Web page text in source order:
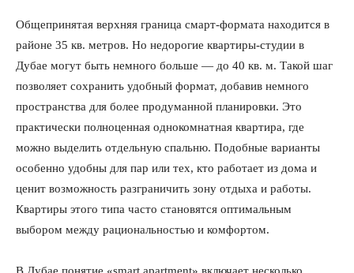
Общепринятая верхняя граница смарт-формата находится в
районе 35 кв. метров. Но недорогие квартиры-студии в
Дубае могут быть немного больше — до 40 кв. м. Такой шаг
позволяет сохранить удобный формат, добавив немного
пространства для более продуманной планировки. Это
практически полноценная однокомнатная квартира, где
можно выделить отдельную спальню. Подобные варианты
особенно удобны для пар или тех, кто работает из дома и
ценит возможность разграничить зону отдыха и работы.
Квартиры этого типа часто становятся оптимальным
выбором между рациональностью и комфортом.
В Дубае понятие «smart apartment» включает несколько